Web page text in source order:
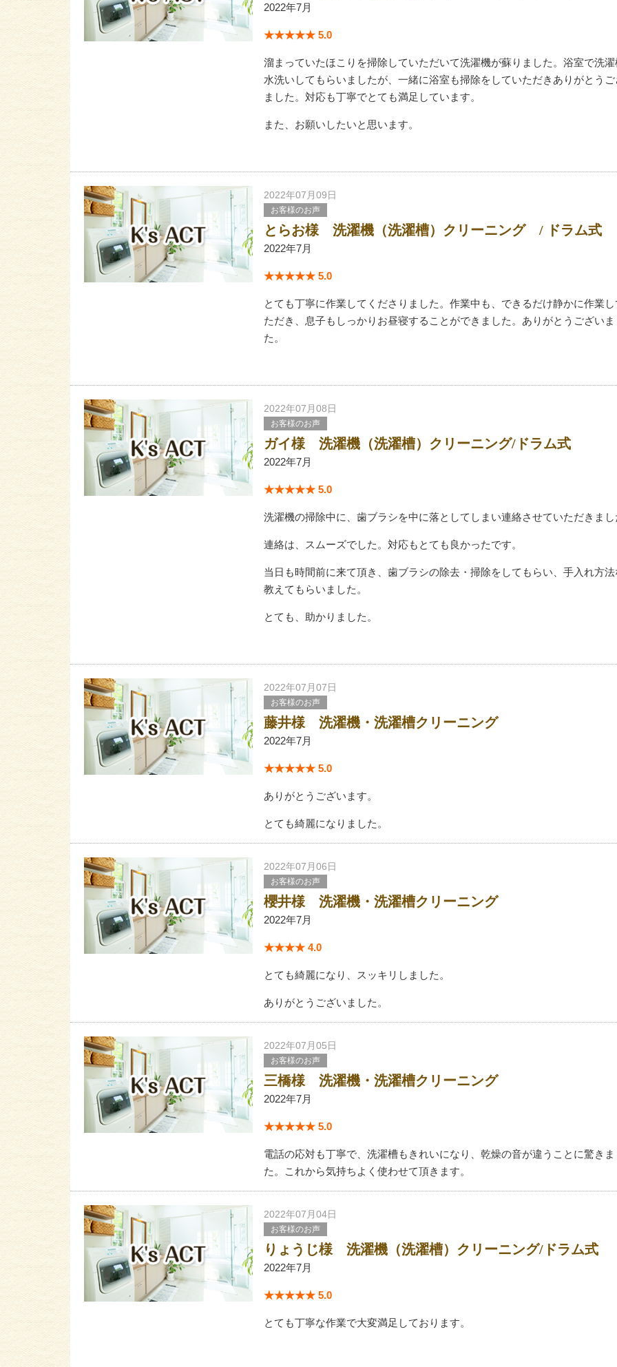
2022年7月
★★★★★ 5.0
溜まっていたほこりを掃除していただいて洗濯機が蘇りました。浴室で洗
水洗いしてもらいましたが、一緒に浴室も掃除をしていただきありがとう
ました。対応も丁寧でとても満足しています。
また、お願いしたいと思います。
2022年07月09日
お客様のお声
とらお様 洗濯機（洗濯槽）クリーニング / ドラム式
2022年7月
★★★★★ 5.0
とても丁寧に作業してくださりました。作業中も、できるだけ静かに作業
ただき、息子もしっかりお昼寝することができました。ありがとうござい
た。
2022年07月08日
お客様のお声
ガイ様 洗濯機（洗濯槽）クリーニング/ドラム式
2022年7月
★★★★★ 5.0
洗濯機の掃除中に、歯ブラシを中に落としてしまい連絡させていただきま
連絡は、スムーズでした。対応もとても良かったです。
当日も時間前に来て頂き、歯ブラシの除去・掃除をしてもらい、手入れ方
教えてもらいました。
とても、助かりました。
2022年07月07日
お客様のお声
藤井様 洗濯機・洗濯槽クリーニング
2022年7月
★★★★★ 5.0
ありがとうございます。
とても綺麗になりました。
2022年07月06日
お客様のお声
櫻井様 洗濯機・洗濯槽クリーニング
2022年7月
★★★★ 4.0
とても綺麗になり、スッキリしました。
ありがとうございました。
2022年07月05日
お客様のお声
三橋様 洗濯機・洗濯槽クリーニング
2022年7月
★★★★★ 5.0
電話の応対も丁寧で、洗濯槽もきれいになり、乾燥の音が違うことに驚き
た。これから気持ちよく使わせて頂きます。
2022年07月04日
お客様のお声
りょうじ様 洗濯機（洗濯槽）クリーニング/ドラム式
2022年7月
★★★★★ 5.0
とても丁寧な作業で大変満足しております。